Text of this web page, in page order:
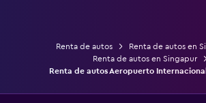
Renta de autos
Renta de autos en
Renta de autos en Singapur
Renta de autos Aeropuerto